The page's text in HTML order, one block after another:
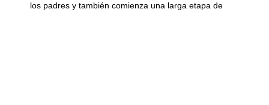
los padres y también comienza una larga etapa de